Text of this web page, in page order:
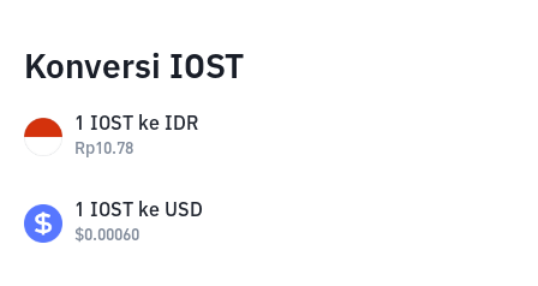
Konversi IOST
1 IOST ke IDR
Rp10.78
1 IOST ke USD
$0.00060